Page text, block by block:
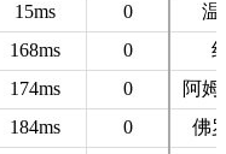
15ms 0
温
168ms 0
174ms 0
阿
184ms 0
佛